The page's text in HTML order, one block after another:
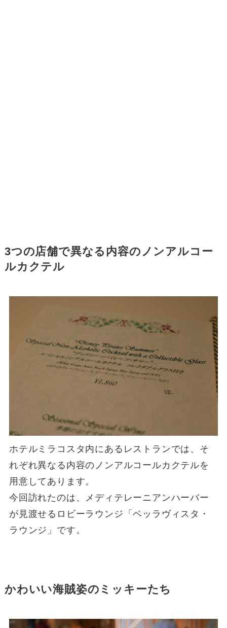
3つの店舗で異なる内容のノンアルコー
ルカクテル
ホテルミラコスタ内にあるレストランでは、そ
れぞれ異なる内容のノンアルコールカクテルを
用意してあります。
今回訪れたのは、メディテレーニアンハーバー
が見渡せるロビーラウンジ「ベッラヴィスタ・
ラウンジ」です。
かわいい海賊姿のミッキーたち